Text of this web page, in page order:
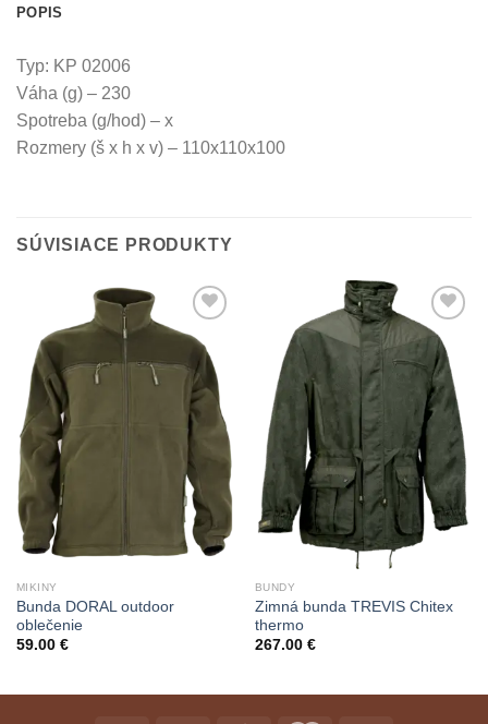
POPIS
Typ: KP 02006
Váha (g) – 230
Spotreba (g/hod) – x
Rozmery (š x h x v) – 110x110x100
SÚVISIACE PRODUKTY
Add to
Wishlist
MIKINY
Bunda DORAL outdoor
oblečenie
59.00 €
Add to
Wishlist
BUNDY
Zimná bunda TREVIS Chitex
thermo
267.00 €